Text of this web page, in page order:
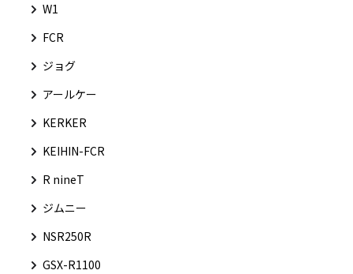
W1
FCR
ジョグ
アールケー
KERKER
KEIHIN-FCR
R nineT
ジムニー
NSR250R
GSX-R1100